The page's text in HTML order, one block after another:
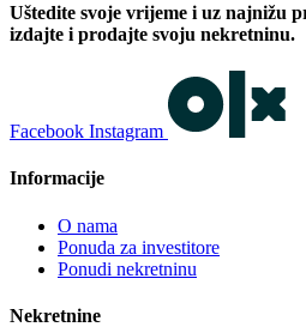
Uštedite svoje vrijeme i uz najnižu
izdajte i prodajte svoju nekretninu.
Facebook Instagram
Informacije
O nama
Ponuda za investitore
Ponudi nekretninu
Nekretnine